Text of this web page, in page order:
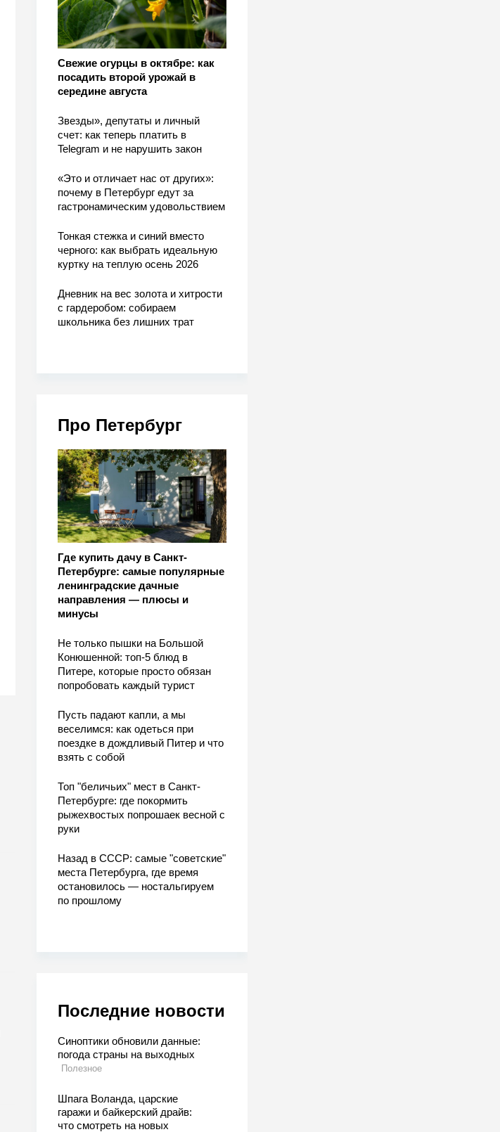
Свежие огурцы в октябре: как
посадить второй урожай в
середине августа
Звезды», депутаты и личный
счет: как теперь платить в
Telegram и не нарушить закон
«Это и отличает нас от других»:
почему в Петербург едут за
гастронамическим удовольствием
Тонкая стежка и синий вместо
черного: как выбрать идеальную
куртку на теплую осень 2026
Дневник на вес золота и хитрости
с гардеробом: собираем
школьника без лишних трат
Про Петербург
Где купить дачу в Санкт-
Петербурге: самые популярные
ленинградские дачные
направления — плюсы и
минусы
Не только пышки на Большой
Конюшенной: топ-5 блюд в
Питере, которые просто обязан
попробовать каждый турист
Пусть падают капли, а мы
веселимся: как одеться при
поездке в дождливый Питер и что
взять с собой
Топ "беличьих" мест в Санкт-
Петербурге: где покормить
рыжехвостых попрошаек весной с
руки
Назад в СССР: самые "советские"
места Петербурга, где время
остановилось — ностальгируем
по прошлому
Последние новости
Синоптики обновили данные:
погода страны на выходных
Полезное
Шпага Воланда, царские
гаражи и байкерский драйв:
что смотреть на новых